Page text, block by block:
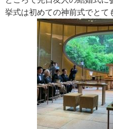
挙式は初めての神前式でとて